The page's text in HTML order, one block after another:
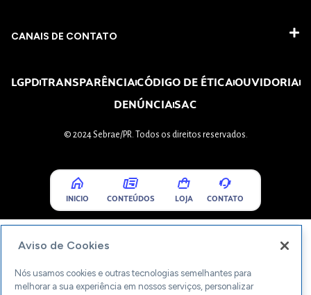
CANAIS DE CONTATO
LGPDTRANSPARÊNCIACÓDIGO DE ÉTICAOUVIDORIA
DENÚNCIASAC
© 2024 Sebrae/PR. Todos os direitos reservados.
INICIO CONTEÚDOS LOJA CONTATO
Aviso de Cookies
Nós usamos cookies e outras tecnologias semelhantes para
melhorar a sua experiência em nossos serviços, personalizar